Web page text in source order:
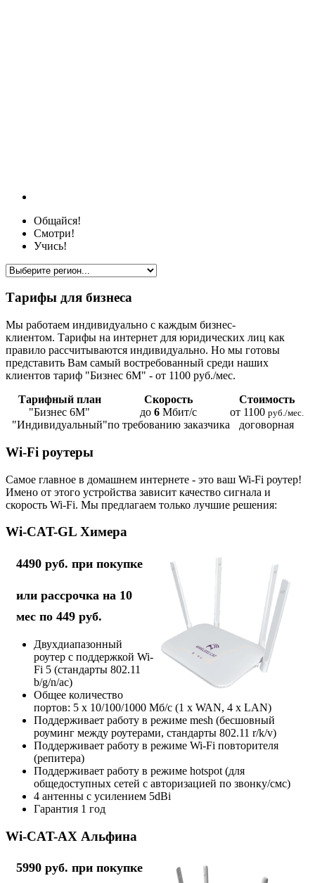
Общайся!
Смотри!
Учись!
Тарифы для бизнеса
Мы работаем индивидуально с каждым бизнес-
клиентом. Тарифы на интернет для юридических лиц как
правило рассчитываются индивидуально. Но мы готовы
представить Вам самый востребованный среди наших
клиентов тариф "Бизнес 6М" - от 1100 руб./мес.
Тарифный план
Скорость
Стоимость
"Бизнес 6М"
до 6 Мбит/с от 1100 руб./мес.
"Индивидуальный"по требованию заказчика договорная
Wi-Fi роутеры
Самое главное в домашнем интернете - это ваш Wi-Fi роутер!
Имено от этого устройства зависит качество сигнала и
скорость Wi-Fi. Мы предлагаем только лучшие решения:
Wi-CAT-GL Химера
4490 руб. при покупке
или рассрочка на 10
мес по 449 руб.
Двухдиапазонный
роутер с поддержкой Wi-
Fi 5 (стандарты 802.11
b/g/n/ac)
Общее количество
портов: 5 х 10/100/1000 Мб/с (1 x WAN, 4 x LAN)
Поддерживает работу в режиме mesh (бесшовный
роуминг между роутерами, стандарты 802.11 r/k/v)
Поддерживает работу в режиме Wi-Fi повторителя
(репитера)
Поддерживает работу в режиме hotspot (для
общедоступных сетей с авторизацией по звонку/смс)
4 антенны с усилением 5dBi
Гарантия 1 год
Wi-CAT-AX Альфина
5990 руб. при покупке